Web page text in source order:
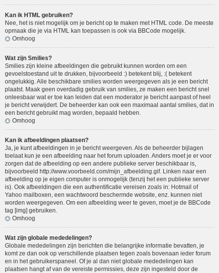
Kan ik HTML gebruiken?
Nee, het is niet mogelijk om je bericht op te maken met HTML code. De meeste
opmaak die je via HTML kan toepassen is ook via BBCode mogelijk.
Omhoog
Wat zijn Smilies?
Smilies zijn kleine afbeeldingen die gebruikt kunnen worden om een
gevoelstoestand uit te drukken, bijvoorbeeld :) betekent blij, :( betekent
ongelukkig. Alle beschikbare smilies worden weergegeven als je een bericht
plaatst. Maak geen overdadig gebruik van smilies, ze maken een bericht snel
onleesbaar wat er toe kan leiden dat een moderator je bericht aanpast of heel
je bericht verwijdert. De beheerder kan ook een maximaal aantal smilies, dat in
een bericht gebruikt mag worden, bepaald hebben.
Omhoog
Kan ik afbeeldingen plaatsen?
Ja, je kunt afbeeldingen in je bericht weergeven. Als de beheerder bijlagen
toelaat kun je een afbeelding naar het forum uploaden. Anders moet je er voor
zorgen dat de afbeelding op een andere publieke server beschikbaar is,
bijvoorbeeld http://www.voorbeeld.com/mijn_afbeelding.gif. Linken naar een
afbeelding op je eigen computer is onmogelijk (tenzij het een publieke server
is). Ook afbeeldingen die een authentificatie vereisen zoals in: Hotmail of
Yahoo mailboxen, een wachtwoord beschermde website, enz. kunnen niet
worden weergegeven. Om een afbeelding weer te geven, moet je de BBCode
tag [img] gebruiken.
Omhoog
Wat zijn globale mededelingen?
Globale mededelingen zijn berichten die belangrijke informatie bevatten, je
komt ze dan ook op verschillende plaatsen tegen zoals bovenaan ieder forum
en in het gebruikerspaneel. Of je al dan niet globale mededelingen kan
plaatsen hangt af van de vereiste permissies, deze zijn ingesteld door de